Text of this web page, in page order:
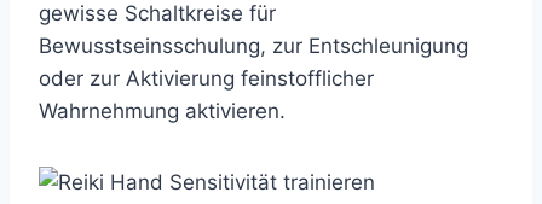
gewisse Schaltkreise für
Bewusstseinsschulung, zur Entschleunigung
oder zur Aktivierung feinstofflicher
Wahrnehmung aktivieren.